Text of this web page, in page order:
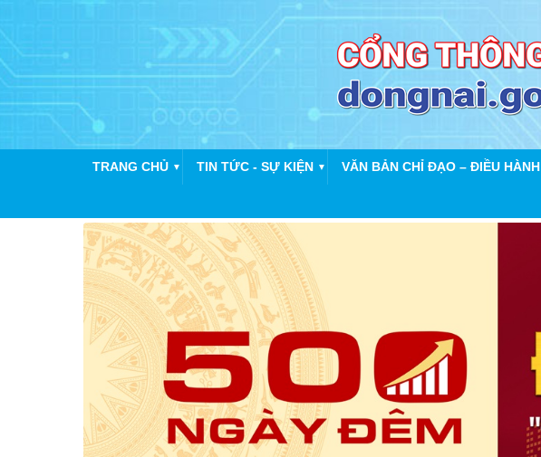
TRANG CHỦ ▼ TIN TỨC - SỰ KIỆN ▼ VĂN BẢN CHỈ ĐẠO – ĐIỀU HÀNH